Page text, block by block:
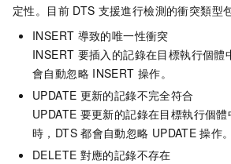
定性。目前 DTS 支援進行檢測的衝突類型
INSERT 導致的唯一性衝突
INSERT 要插入的記錄在目標執行個體
會自動忽略 INSERT 操作。
UPDATE 更新的記錄不完全符合
UPDATE 要更新的記錄在目標執行個
時，DTS 都會自動忽略 UPDATE 操作。
DELETE 對應的記錄不存在